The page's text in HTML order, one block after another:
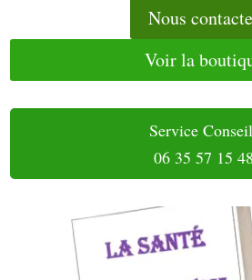
Voir la
Service
06 35 57 15 48
Nous